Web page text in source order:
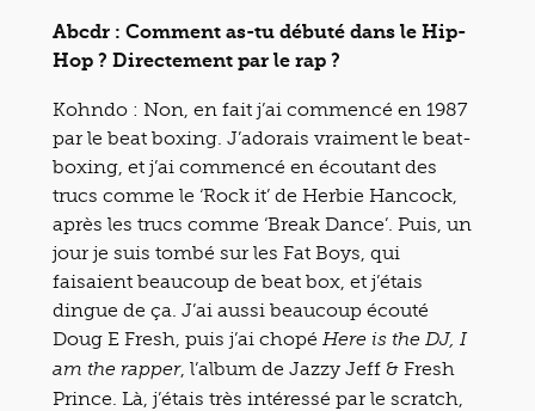
Abcdr : Comment as-tu débuté dans le Hip-
Hop ? Directement par le rap ?
Kohndo : Non, en fait j’ai commencé en 1987
par le beat boxing. J’adorais vraiment le beat-
boxing, et j’ai commencé en écoutant des
trucs comme le ‘Rock it’ de Herbie Hancock,
après les trucs comme ‘Break Dance’. Puis, un
jour je suis tombé sur les Fat Boys, qui
faisaient beaucoup de beat box, et j’étais
dingue de ça. J’ai aussi beaucoup écouté
Doug E Fresh, puis j’ai chopé Here is the DJ, I
am the rapper, l’album de Jazzy Jeff & Fresh
Prince. Là, j’étais très intéressé par le scratch,